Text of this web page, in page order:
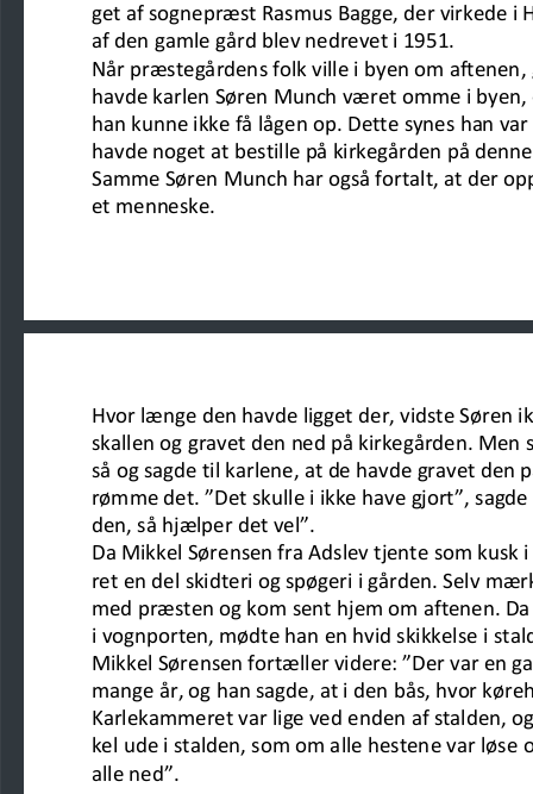
get af sognepræst Rasmus Bagge, der virkede i
af den gamle gård blev nedrevet i 1951.
Når præstegårdens folk ville i byen om aftenen,
havde karlen Søren Munch været omme i byen,
han kunne ikke få lågen op. Dette synes han
havde noget at bestille på kirkegården på
Samme Søren Munch har også fortalt, at der
et menneske.
Hvor længe den havde ligget der, vidste Søren
skallen og gravet den ned på kirkegården. Men
så og sagde til karlene, at de havde gravet den
rømme det. ”Det skulle i ikke have gjort”,
den, så hjælper det vel”.
Da Mikkel Sørensen fra Adslev tjente som kusk i
ret en del skidteri og spøgeri i gården. Selv
med præsten og kom sent hjem om aftenen.
i vognporten, mødte han en hvid skikkelse i
Mikkel Sørensen fortæller videre: ”Der var en
mange år, og han sagde, at i den bås, hvor
Karlekammeret var lige ved enden af stalden,
kel ude i stalden, som om alle hestene var løse
alle ned”.